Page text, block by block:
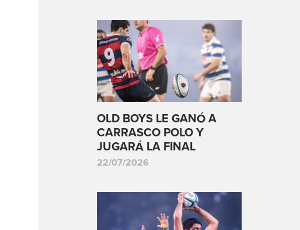
OLD BOYS LE GANÓ A
CARRASCO POLO Y
JUGARÁ LA FINAL
22/07/2026